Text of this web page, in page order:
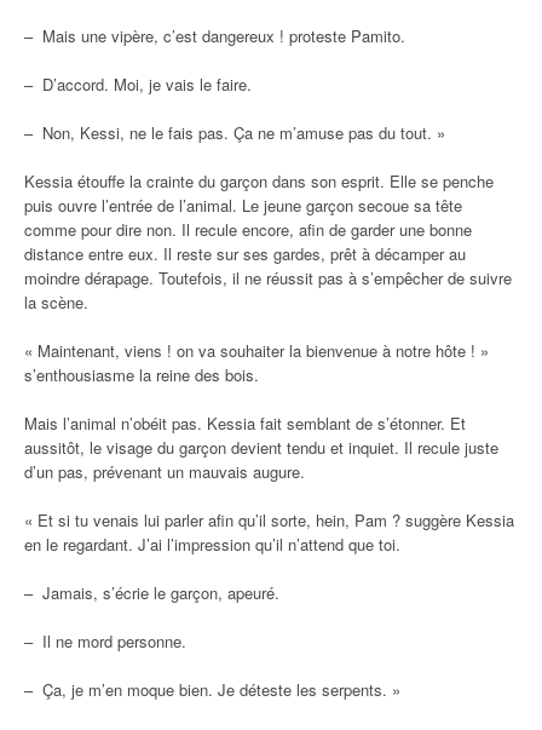
– Mais une vipère, c’est dangereux ! proteste Pamito.
– D’accord. Moi, je vais le faire.
– Non, Kessi, ne le fais pas. Ça ne m’amuse pas du tout. »
Kessia étouffe la crainte du garçon dans son esprit. Elle se penche
puis ouvre l’entrée de l’animal. Le jeune garçon secoue sa tête
comme pour dire non. Il recule encore, afin de garder une bonne
distance entre eux. Il reste sur ses gardes, prêt à décamper au
moindre dérapage. Toutefois, il ne réussit pas à s’empêcher de suivre
la scène.
« Maintenant, viens ! on va souhaiter la bienvenue à notre hôte ! »
s’enthousiasme la reine des bois.
Mais l’animal n’obéit pas. Kessia fait semblant de s’étonner. Et
aussitôt, le visage du garçon devient tendu et inquiet. Il recule juste
d’un pas, prévenant un mauvais augure.
« Et si tu venais lui parler afin qu’il sorte, hein, Pam ? suggère Kessia
en le regardant. J’ai l’impression qu’il n’attend que toi.
– Jamais, s’écrie le garçon, apeuré.
– Il ne mord personne.
– Ça, je m’en moque bien. Je déteste les serpents. »